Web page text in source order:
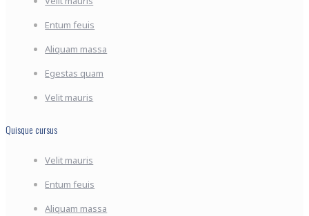
Entum feuis
Aliquam massa
Egestas quam
Velit mauris
Quisque cursus
Velit mauris
Entum feuis
Aliquam massa